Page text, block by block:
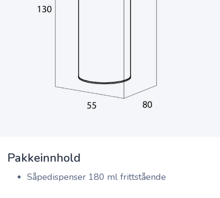
Pakkeinnhold
Såpedispenser 180 ml frittstående